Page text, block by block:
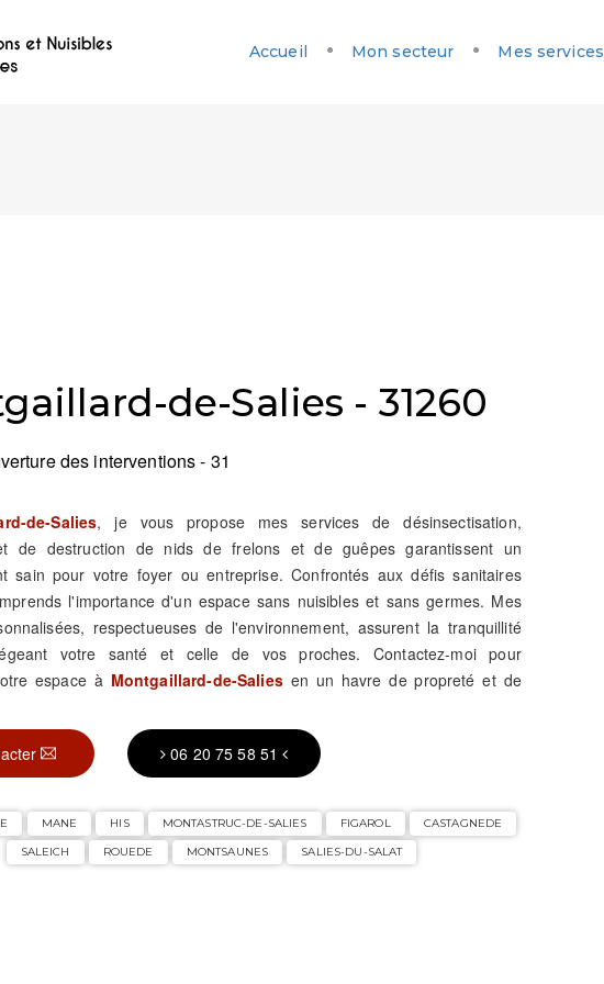
Accueil Mon secteur Mes services
de-Salies - 31260
des interventions - 31
de-Salies, je vous propose mes services de désinsectisation,
de destruction de nids de frelons et de guêpes garantissent un
sain pour votre foyer ou entreprise. Confrontés aux défis sanitaires
l'importance d'un espace sans nuisibles et sans germes. Mes
respectueuses de l'environnement, assurent la tranquillité
votre santé et celle de vos proches. Contactez-moi pour
espace à Montgaillard-de-Saliesen un havre de propreté et de
06 20 75 58 51
MANE HIS MONTASTRUC-DE-SALIES FIGAROL
CASTAGNEDE
SALEICH
ROUEDE MONTSAUNES SALIES-DU-SALAT